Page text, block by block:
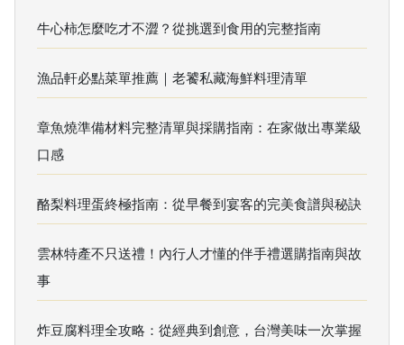
牛心柿怎麼吃才不澀？從挑選到食用的完整指南
漁品軒必點菜單推薦｜老饕私藏海鮮料理清單
章魚燒準備材料完整清單與採購指南：在家做出專業級
口感
酪梨料理蛋終極指南：從早餐到宴客的完美食譜與秘訣
雲林特產不只送禮！內行人才懂的伴手禮選購指南與故
事
炸豆腐料理全攻略：從經典到創意，台灣美味一次掌握